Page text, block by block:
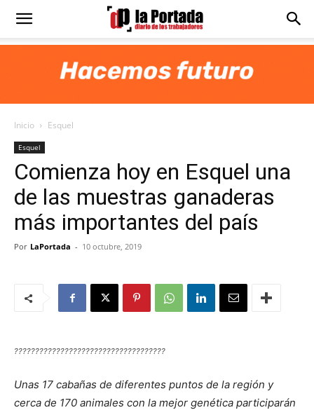
Diario
Portada
Inicio Esquel
Esquel
Comienza hoy en Esquel una
de las muestras ganaderas
más importantes del país
Por LaPortada - 10 octubre, 2019
????????????????????????????????????
Unas 17 cabañas de diferentes puntos de la región y
cerca de 170 animales con la mejor genética participarán